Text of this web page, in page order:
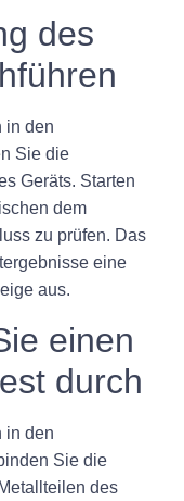
des
in den
Sie die
Geräts. Starten
dem
zu prüfen. Das
eine
aus.
einen
durch
in den
Sie die
des